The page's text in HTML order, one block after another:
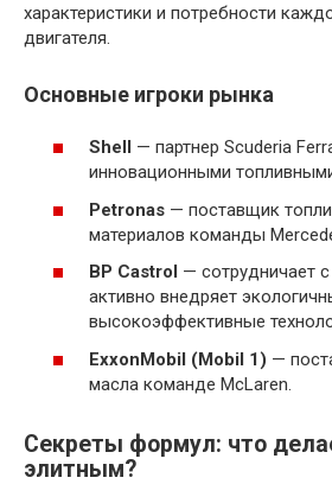
характеристики и потребности
двигателя.
Основные игроки рынка
Shell — партнер Scuderia
инновационными
Petronas — поставщик
материалов команды
BP Castrol — сотрудничает с
активно внедряет
высокоэффективные
ExxonMobil (Mobil 1) —
масла команде McLaren.
Секреты формул: что
элитным?